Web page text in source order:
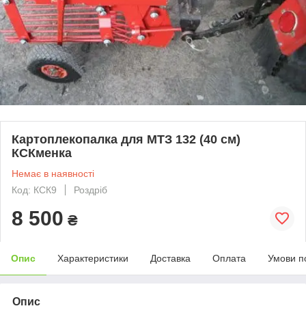
Картоплекопалка для МТЗ 132 (40 см)
КСКменка
Немає в наявності
Код: КСК9
Роздріб
8 500 ₴
Опис Характеристики Доставка Оплата Умови
Опис